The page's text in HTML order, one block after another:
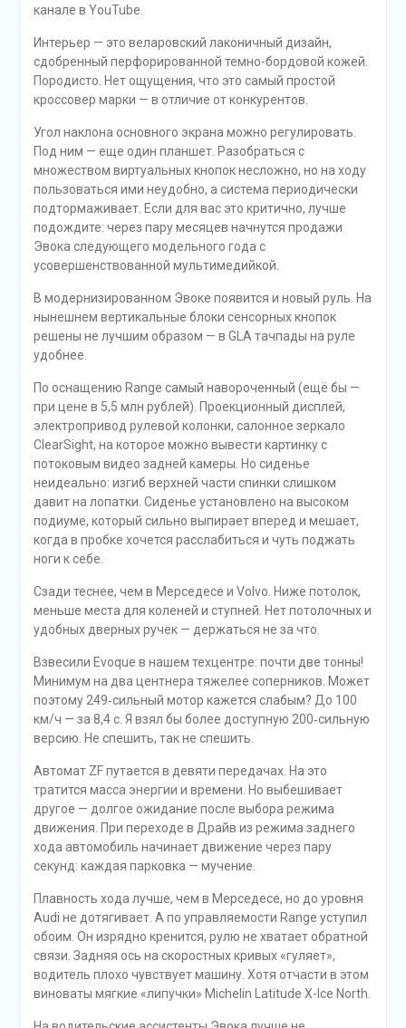
канале в YouTube.
Интерьер — это веларовский лаконичный дизайн,
сдобренный перфорированной темно-бордовой кожей.
Породисто. Нет ощущения, что это самый простой
кроссовер марки — в отличие от конкурентов.
Угол наклона основного экрана можно регулировать.
Под ним — еще один планшет. Разобраться с
множеством виртуальных кнопок несложно, но на ходу
пользоваться ими неудобно, а система периодически
подтормаживает. Если для вас это критично, лучше
подождите: через пару месяцев начнутся продажи
Эвока следующего модельного года с
усовершенствованной мультимедийкой.
В модернизированном Эвоке появится и новый руль. На
нынешнем вертикальные блоки сенсорных кнопок
решены не лучшим образом — в GLA тачпады на руле
удобнее.
По оснащению Range самый навороченный (ещё бы —
при цене в 5,5 млн рублей). Проекционный дисплей,
электропривод рулевой колонки, салонное зеркало
ClearSight, на которое можно вывести картинку с
потоковым видео задней камеры. Но сиденье
неидеально: изгиб верхней части спинки слишком
давит на лопатки. Сиденье установлено на высоком
подиуме, который сильно выпирает вперед и мешает,
когда в пробке хочется расслабиться и чуть поджать
ноги к себе.
Сзади теснее, чем в Мерседесе и Volvo. Ниже потолок,
меньше места для коленей и ступней. Нет потолочных и
удобных дверных ручек — держаться не за что.
Взвесили Evoque в нашем техцентре: почти две тонны!
Минимум на два центнера тяжелее соперников. Может
поэтому 249‑сильный мотор кажется слабым? До 100
км/ч — за 8,4 с. Я взял бы более доступную 200‑сильную
версию. Не спешить, так не спешить.
Автомат ZF путается в девяти передачах. На это
тратится масса энергии и времени. Но выбешивает
другое — долгое ожидание после выбора режима
движения. При переходе в Драйв из режима заднего
хода автомобиль начинает ­движение через пару
секунд: каждая парковка — мучение.
Плавность хода лучше, чем в Мерседесе, но до уровня
Audi не дотягивает. А по управляемости Range уступил
обоим. Он изрядно кренится, рулю не хватает обратной
связи. Задняя ось на скоростных кривых «гуляет»,
водитель плохо чувствует машину. Хотя отчасти в этом
виноваты мягкие «липучки» Michelin Latitude X-Ice North.